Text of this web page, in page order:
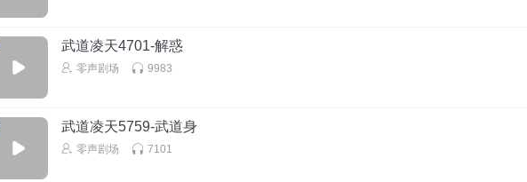
武道凌天4701-解惑
零声剧场 9983
武道凌天5759-武道身
零声剧场 7101